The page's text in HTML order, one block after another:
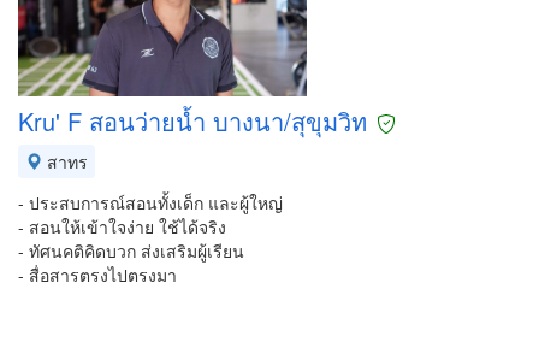
Kru' F สอนว่ายน้ำ บางนา/สุขุมวิท
สาทร
- ประสบการณ์สอนทั้งเด็ก และผู้ใหญ่
- สอนให้เข้าใจง่าย ใช้ได้จริง
- ทัศนคติคิดบวก ส่งเสริมผู้เรียน
- สื่อสารตรงไปตรงมา